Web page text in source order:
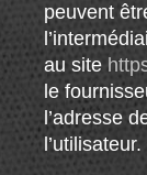
peuvent
au site
le
l’adresse
l’utilisateur.